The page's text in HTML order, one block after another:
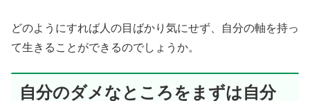
どのようにすれば人の目ばかり気にせず、自分の軸を持っ
て生きることができるのでしょうか。
自分のダメなところをまずは自分